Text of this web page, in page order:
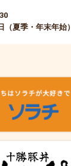
（夏季・年末年始）